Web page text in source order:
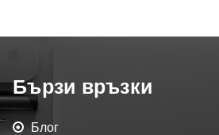
Бързи връзки
Блог